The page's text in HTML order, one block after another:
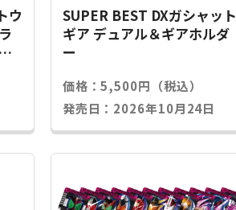
ウ
SUPER BEST DXガシャット
ギア デュアル＆ギアホルダ
ー
価格：5,500円（税込）
発売日：2026年10月24日